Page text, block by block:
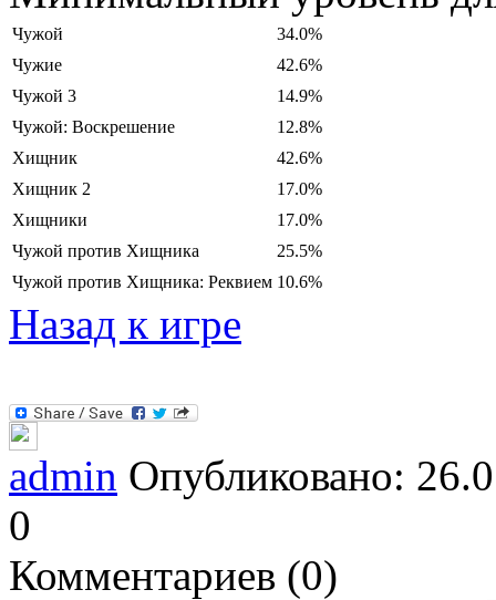
Чужой
34.0%
Чужие
42.6%
Чужой 3
14.9%
Чужой: Воскрешение
12.8%
Хищник
42.6%
Хищник 2
17.0%
Хищники
17.0%
Чужой против Хищника
25.5%
Чужой против Хищника: Реквием 10.6%
Назад к игре
admin Опубликовано:
0
Комментариев (0)